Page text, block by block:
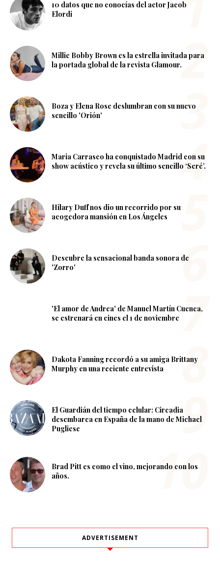
10 datos que no conocías del actor Jacob
Elordi
Millie Bobby Brown es la estrella invitada para
la portada global de la revista Glamour.
Boza y Elena Rose deslumbran con su nuevo
sencillo 'Orión'
Maria Carrasco ha conquistado Madrid con su
show acústico y revela su último sencillo ‘Seré’.
Hilary Duff nos dio un recorrido por su
acogedora mansión en Los Ángeles
Descubre la sensacional banda sonora de
'Zorro'
'El amor de Andrea' de Manuel Martín Cuenca,
se estrenará en cines el 1 de noviembre
Dakota Fanning recordó a su amiga Brittany
Murphy en una reciente entrevista
El Guardián del tiempo celular: Circadia
desembarca en España de la mano de Michael
Pugliese
Brad Pitt es como el vino, mejorando con los
años.
ADVERTISEMENT